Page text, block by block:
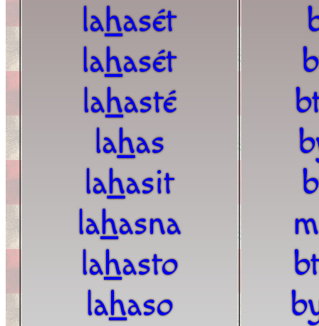
lahasét
lahasét
lahasté
lahas
lahasit
lahasna
lahasto
lahaso